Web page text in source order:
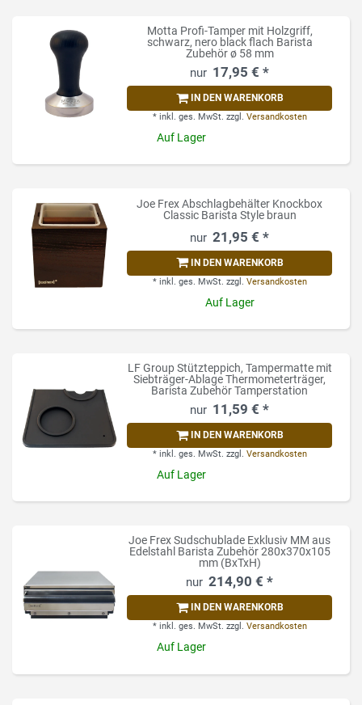
Motta Profi-Tamper mit Holzgriff,
schwarz, nero black flach Barista
Zubehör ø 58 mm
17,95 € *
IN DEN WARENKORB
* inkl. ges. MwSt. zzgl. Versandkosten
Auf Lager
Joe Frex Abschlagbehälter Knockbox
Classic Barista Style braun
21,95 € *
IN DEN WARENKORB
* inkl. ges. MwSt. zzgl. Versandkosten
Auf Lager
LF Group Stützteppich, Tampermatte mit
Siebträger-Ablage Thermometerträger,
Barista Zubehör Tamperstation
11,59 € *
IN DEN WARENKORB
* inkl. ges. MwSt. zzgl. Versandkosten
Auf Lager
Joe Frex Sudschublade Exklusiv MM aus
Edelstahl Barista Zubehör 280x370x105
mm (BxTxH)
214,90 € *
IN DEN WARENKORB
* inkl. ges. MwSt. zzgl. Versandkosten
Auf Lager